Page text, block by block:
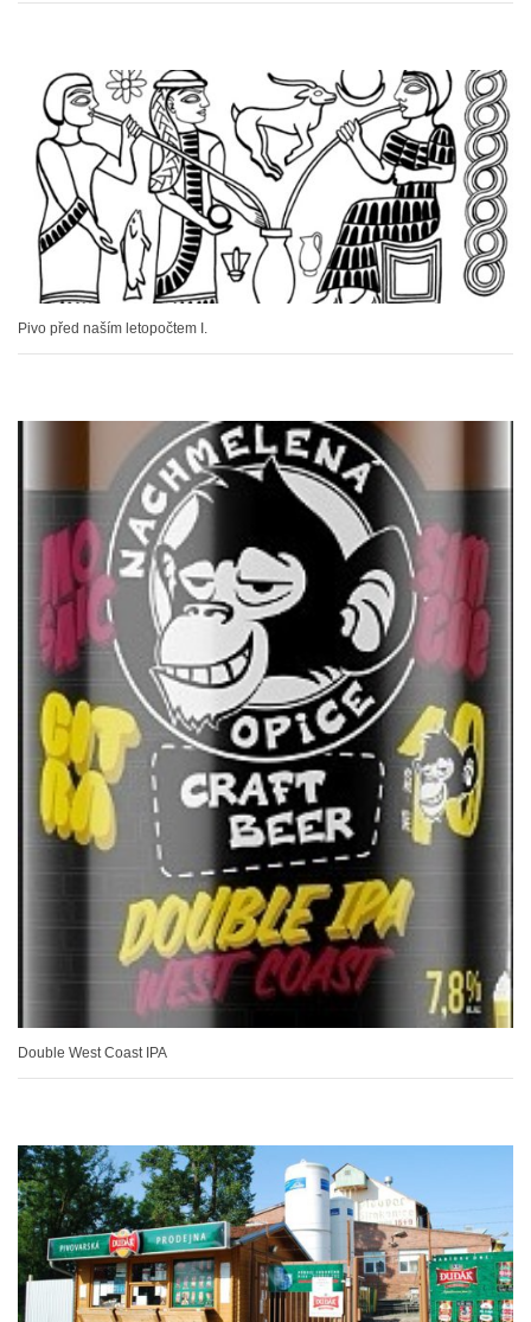
Pivo před naším letopočtem I.
Double West Coast IPA